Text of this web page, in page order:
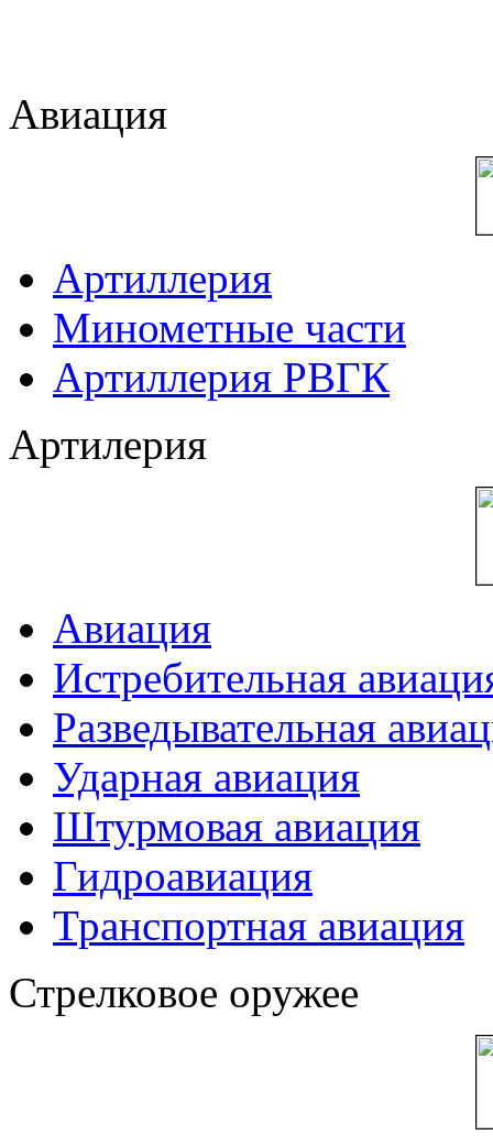
Авиация
Артиллерия
Минометные части
Артиллерия РВГК
Артилерия
Авиация
Истребительная
Разведывательная
Ударная авиация
Штурмовая авиация
Гидроавиация
Транспортная авиация
Стрелковое оружее